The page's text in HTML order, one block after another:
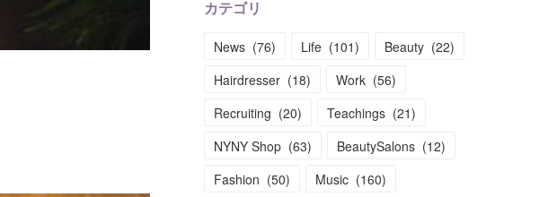
カテゴリ
News (76) Life (101) Beauty (22)
Hairdresser (18) Work (56)
Recruiting (20) Teachings (21)
NYNY Shop (63) BeautySalons (12)
Fashion (50) Music (160)